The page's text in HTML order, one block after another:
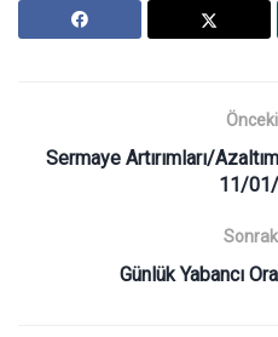
Sermaye Artırımları/
11/
Günlük Yabancı